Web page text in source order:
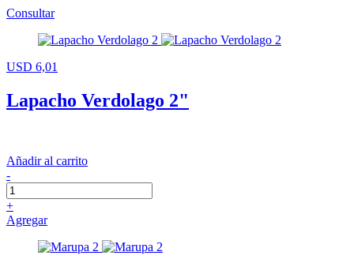
Consultar
USD 6,01
Lapacho Verdolago 2"
Añadir al carrito
-
+
Agregar